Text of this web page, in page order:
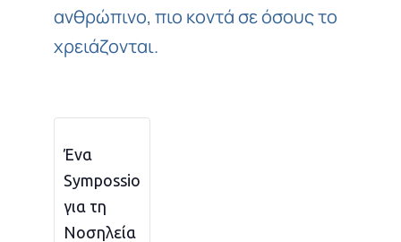
ανθρώπινο, πιο κοντά σε όσους το
χρειάζονται.
Ένα
Sympossio
για τη
Νοσηλεία